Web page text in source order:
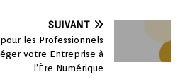
SUIVANT
pour les Professionnels
votre Entreprise à
l’Ère Numérique